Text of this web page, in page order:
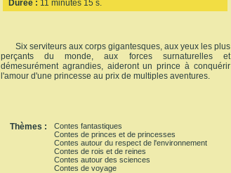
Durée : 11 minutes 15 s.
Six serviteurs aux corps gigantesques, aux yeux les plus
perçants du monde, aux forces surnaturelles et
démesurément agrandies, aideront un prince à conquérir
l'amour d'une princesse au prix de multiples aventures.
Thèmes :
Contes fantastiques
Contes de princes et de princesses
Contes autour du respect de l'environnement
Contes de rois et de reines
Contes autour des sciences
Contes de voyage